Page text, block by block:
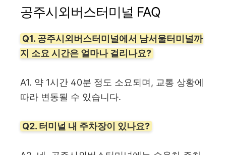
공주시외버스터미널 FAQ
Q1. 공주시외버스터미널에서 남서울터미널까
지 소요 시간은 얼마나 걸리나요?
A1. 약 1시간 40분 정도 소요되며, 교통 상황에
따라 변동될 수 있습니다.
Q2. 터미널 내 주차장이 있나요?